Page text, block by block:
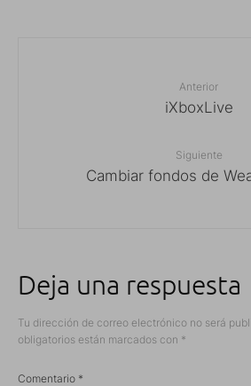
Anterior
iXboxLive
Siguiente
Cambiar fondos de
Deja una respuesta
Tu dirección de correo electrónico no será
obligatorios están marcados con *
Comentario *